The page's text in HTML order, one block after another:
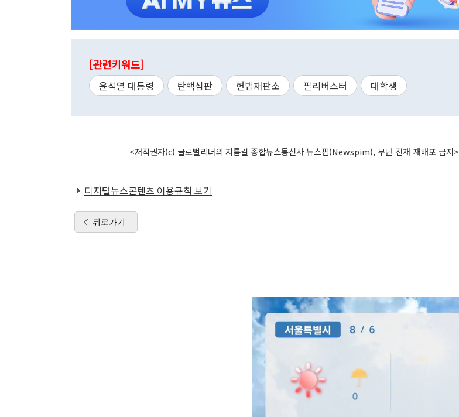
[관련키워드]
윤석열 대통령 탄핵심판 헌법재판소 필리버스터 대학생
<저작권자(c) 글로벌리더의 지름길 종합뉴스통신사 뉴스핌(Newspim), 무단 전재-재배포 금지>
디지털뉴스콘텐츠 이용규칙 보기
뒤로가기